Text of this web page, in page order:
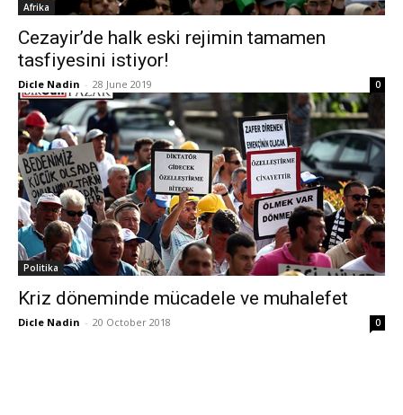
Afrika
Cezayir’de halk eski rejimin tamamen
tasfiyesini istiyor!
Dicle Nadin - 28 June 2019 0
Politika
Kriz döneminde mücadele ve muhalefet
Dicle Nadin - 20 October 2018 0